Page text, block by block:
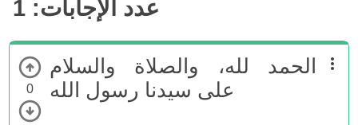
عدد الإجابات: 1
0
الحمد لله، والصلاة والسلام
على سيدنا رسول الله